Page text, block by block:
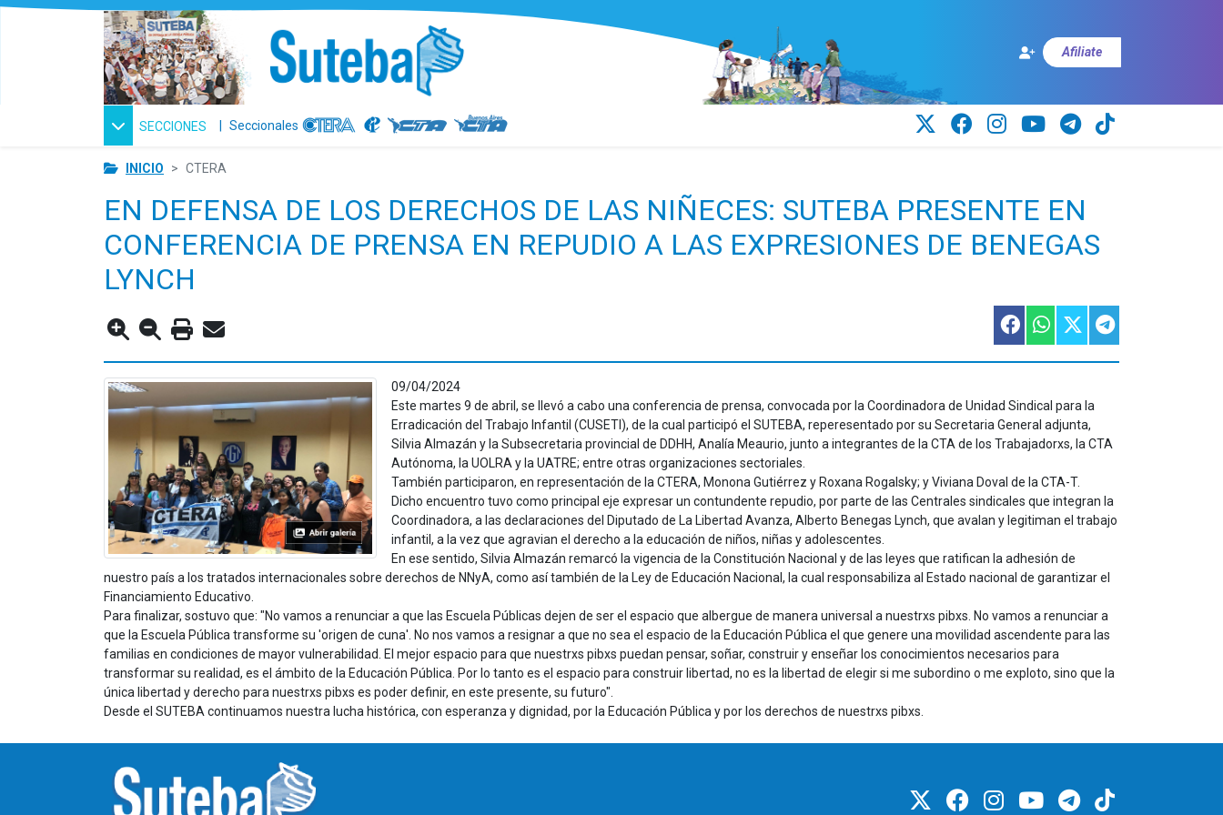
Afiliate
SECCIONES | Seccionales
INICIO CTERA
EN DEFENSA DE LOS DERECHOS DE LAS NIÑECES: SUTEBA PRESENTE EN
CONFERENCIA DE PRENSA EN REPUDIO A LAS EXPRESIONES DE BENEGAS
LYNCH
09/04/2024
Este martes 9 de abril , se llevó a cabo una conferencia de prensa, convocada por la Coordinadora de Unidad Sindical para la
Erradicación del Trabajo Infantil (CUSETI), de la cual participó el SUTEBA, reperesentado por su Secretaria General adjunta,
Silvia Almazán y la Subsecretaria provincial de DDHH, Analía Meaurio, junto a integrantes de la CTA de los Trabajadorxs, la CTA
Autónoma, la UOLRA y la UATRE; entre otras organizaciones sectoriales.
También participaron, en representación de la CTERA, Monona Gutiérrez y Roxana Rogalsky; y Viviana Doval de la CTA-T.
Dicho encuentro tuvo como principal eje expresar un contundente repudio, por parte de las Centrales sindicales que integran la
Coordinadora, a las declaraciones del Diputado de La Libertad Avanza, Alberto Benegas Lynch, que avalan y legitiman el trabajo
infantil, a la vez que agravian el derecho a la educación de niños, niñas y adolescentes.
En ese sentido, Silvia Almazán remarcó la vigencia de la Constitución Nacional y de las leyes que ratifican la adhesión de
nuestro país a los tratados internacionales sobre derechos de NNyA, como así también de la Ley de Educación Nacional, la cual responsabiliza al Estado nacional de garantizar el
Financiamiento Educativo.
Para finalizar, sostuvo que: "No vamos a renunciar a que las Escuela Públicas dejen de ser el espacio que albergue de manera universal a nuestrxs pibxs. No vamos a renunciar a
que la Escuela Pública transforme su 'origen de cuna'. No nos vamos a resignar a que no sea el espacio de la Educación Pública el que genere una movilidad ascendente para las
familias en condiciones de mayor vulnerabilidad. El mejor espacio para que nuestrxs pibxs puedan pensar, soñar, construir y enseñar los conocimientos necesarios para
transformar su realidad, es el ámbito de la Educación Pública. Por lo tanto es el espacio para construir libertad, no es la libertad de elegir si me subordino o me exploto, sino que la
única libertad y derecho para nuestrxs pibxs es poder definir, en este presente, su futuro".
Desde el SUTEBA continuamos nuestra lucha histórica, con esperanza y dignidad, por la Educación Pública y por los derechos de nuestrxs pibxs.